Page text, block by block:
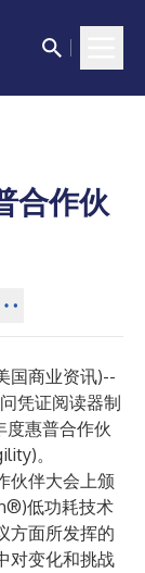
合作伙
国商业资讯)--
凭证阅读器制
度惠普合作伙
。
伙伴大会上颁
低功耗技术
方面所发挥的
对变化和挑战